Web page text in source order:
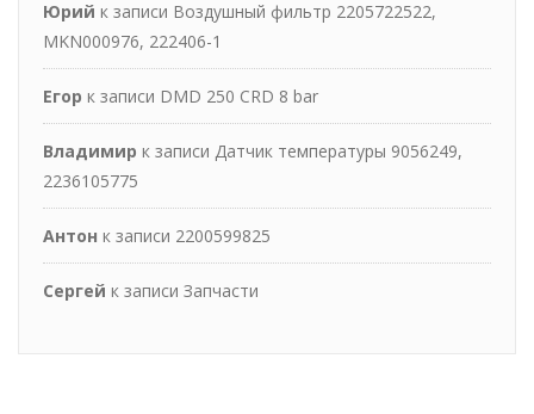
Юрий к записи Воздушный фильтр 2205722522,
MKN000976, 222406-1
Егор к записи DMD 250 CRD 8 bar
Владимир к записи Датчик температуры 9056249,
2236105775
Антон к записи 2200599825
Сергей к записи Запчасти